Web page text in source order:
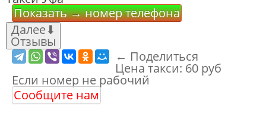
Показать → номер телефона
Далее⬇
Отзывы
← Поделиться
Цена такси: 60 руб
Если номер не рабочий
Сообщите нам